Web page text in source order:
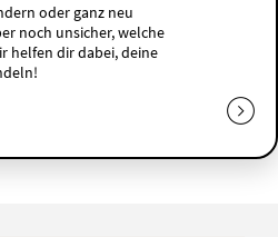
oder ganz neu
noch unsicher, welche
helfen dir dabei, deine